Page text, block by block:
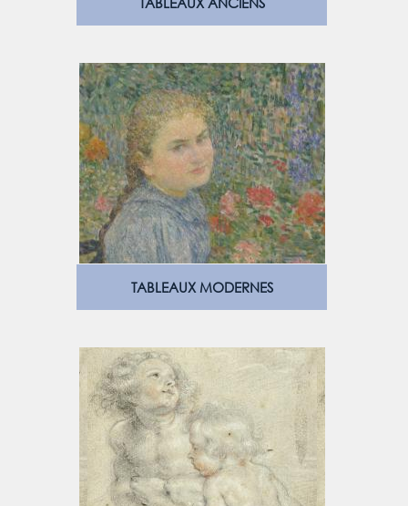
TABLEAUX MODERNES